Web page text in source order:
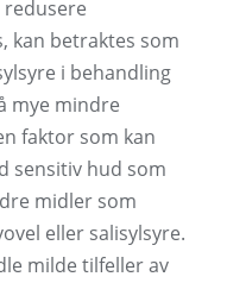
kan betraktes som
i behandling
mye mindre
faktor som kan
sensitiv hud som
midler som
eller salisylsyre.
milde tilfeller av